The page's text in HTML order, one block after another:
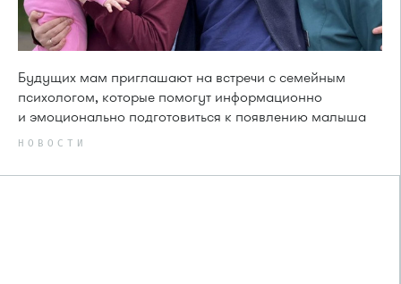
Будущих мам приглашают на встречи с семейным
психологом, которые помогут информационно
и эмоционально подготовиться к появлению малыша
НОВОСТИ